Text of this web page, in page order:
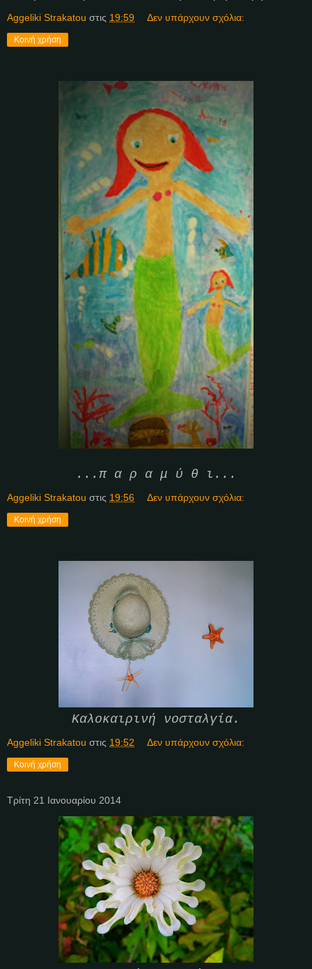
Aggeliki Strakatou στις 19:59 Δεν υπάρχουν σχόλια:
Κοινή χρήση
...π α ρ α μ ύ θ ι...
Aggeliki Strakatou στις 19:56 Δεν υπάρχουν σχόλια:
Κοινή χρήση
Καλοκαιρινή νοσταλγία.
Aggeliki Strakatou στις 19:52 Δεν υπάρχουν σχόλια:
Κοινή χρήση
Τρίτη 21 Ιανουαρίου 2014